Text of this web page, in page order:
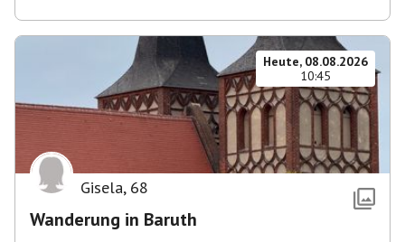
Heute, 08.08.2026
10:45
Gisela, 68
Wanderung in Baruth